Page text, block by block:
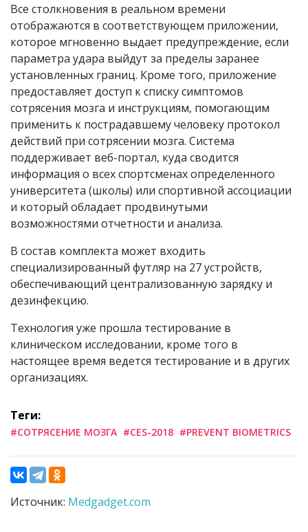
Все столкновения в реальном времени
отображаются в соответствующем приложении,
которое мгновенно выдает предупреждение, если
параметра удара выйдут за пределы заранее
установленных границ. Кроме того, приложение
предоставляет доступ к списку симптомов
сотрясения мозга и инструкциям, помогающим
применить к пострадавшему человеку протокол
действий при сотрясении мозга. Система
поддерживает веб-портал, куда сводится
информация о всех спортсменах определенного
университета (школы) или спортивной ассоциации
и который обладает продвинутыми
возможностями отчетности и анализа.
В состав комплекта может входить
специализированный футляр на 27 устройств,
обеспечивающий централизованную зарядку и
дезинфекцию.
Технология уже прошла тестирование в
клиническом исследовании, кроме того в
настоящее время ведется тестирование и в других
организациях.
Теги:
#СОТРЯСЕНИЕ МОЗГА #CES-2018 #PREVENT BIOMETRICS
Источник: Medgadget.com